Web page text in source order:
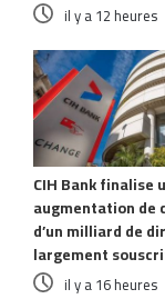
il y a 12 heures
CIH Bank finalise
augmentation de
d’un milliard de
largement
il y a 16 heures